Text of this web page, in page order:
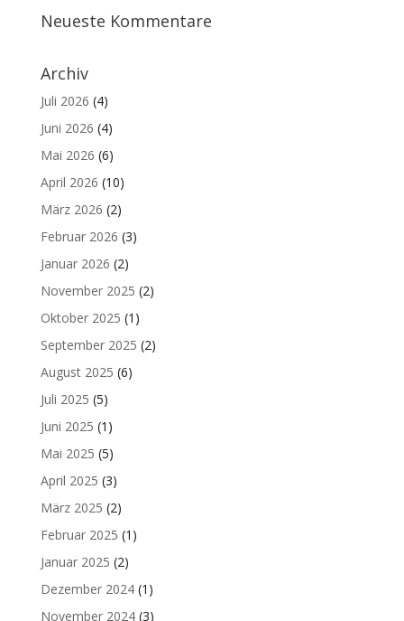
Neueste Kommentare
Archiv
Juli 2026 (4)
Juni 2026 (4)
Mai 2026 (6)
April 2026 (10)
März 2026 (2)
Februar 2026 (3)
Januar 2026 (2)
November 2025 (2)
Oktober 2025 (1)
September 2025 (2)
August 2025 (6)
Juli 2025 (5)
Juni 2025 (1)
Mai 2025 (5)
April 2025 (3)
März 2025 (2)
Februar 2025 (1)
Januar 2025 (2)
Dezember 2024(1)
November 2024(3)